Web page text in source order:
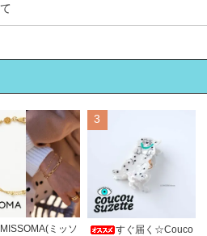
MISSOMA(ミッソ
3
すぐ届く☆Couco